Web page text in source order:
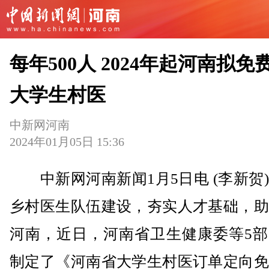
每年500人 2024年起河南拟免
大学生村医
中新网河南
2024年01月05日 15:36
中新网河南新闻1月5日电 (李新贺
乡村医生队伍建设，夯实人才基础，
河南，近日，河南省卫生健康委等5
制定了《河南省大学生村医订单定向